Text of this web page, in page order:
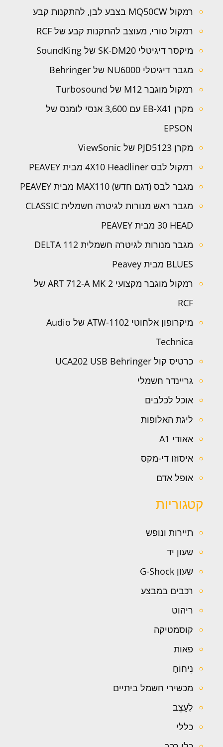
רמקול MQ50CW בצבע לבן, להתקנות קבע
רמקול טורי, מעוצב להתקנות קבע של RCF
מיקסר דיגיטלי SK-DM20 של SoundKing
מגבר דיגיטלי NU6000 של Behringer
רמקול מוגבר M12 של Turbosound
מקרן EB-X41 עם 3,600 אנסי לומנס של
EPSON
מקרן PJD5123 של ViewSonic
רמקול לבס 4X10 Headliner מבית PEAVEY
מגבר לבס (דגם חדש) MAX110 מבית PEAVEY
מגבר ראש מנורות לגיטרה חשמלית CLASSIC
30 HEAD מבית PEAVEY
מגבר מנורות לגיטרה חשמלית 112 DELTA
BLUES מבית Peavey
רמקול מוגבר מקצועי ART 712-A MK 2 של
RCF
מיקרופון אלחוטי ATW-1102 של Audio
Technica
כרטיס קול UCA202 USB Behringer
גריינדר חשמלי
אוכל לכלבים
ליגת האלופות
אאודי A1
איסוזו די-מקס
אופל אדם
קטגוריות
תיירות ונופש
שעון יד
שעון G-Shock
רכבים במבצע
ריהוט
קוסמטיקה
פאות
נִיחוֹחַ
מכשירי חשמל ביתיים
לְעַצֵב
כללי